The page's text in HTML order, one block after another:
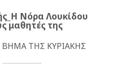
Νόρα Λουκίδου
μαθητές της
ΒΗΜΑ ΤΗΣ ΚΥΡΙΑΚΗΣ